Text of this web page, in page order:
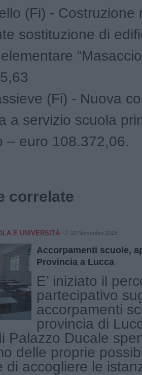
(Fi) - Costruzione
sostituzione di
(Fi) - Nuova
a servizio scuola
– euro 108.372,06.
correlate
E UNIVERSITÀ 10 Novembre 2025
Accorpamenti scuole,
Provincia a Lucca
E’ iniziato il
partecipativo
accorpamenti
provincia di
Palazzo Ducale
delle proprie
di accogliere le